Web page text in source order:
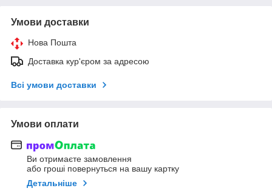
Умови доставки
Нова Пошта
Доставка кур'єром за адресою
Всі умови доставки
Умови оплати
Ви отримаєте замовлення
або гроші повернуться на вашу картку
Детальніше